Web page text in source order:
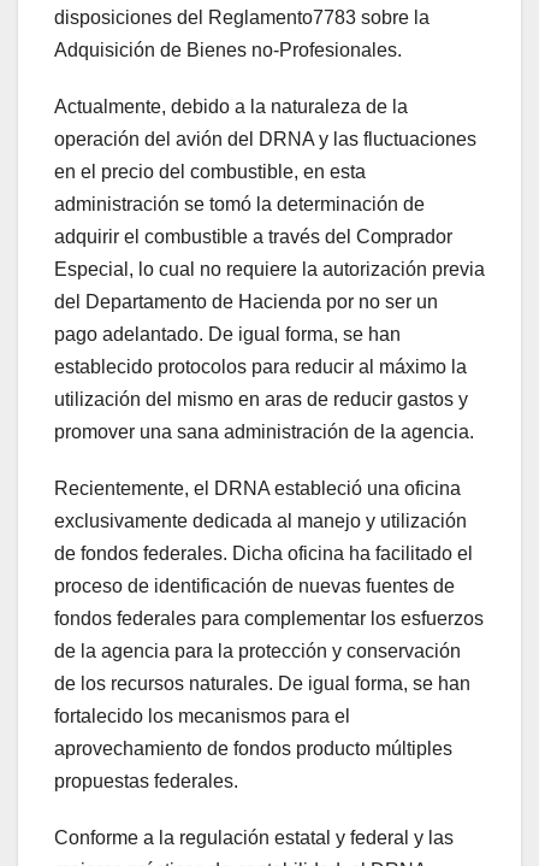
disposiciones del Reglamento7783 sobre la
Adquisición de Bienes no-Profesionales.
Actualmente, debido a la naturaleza de la
operación del avión del DRNA y las fluctuaciones
en el precio del combustible, en esta
administración se tomó la determinación de
adquirir el combustible a través del Comprador
Especial, lo cual no requiere la autorización previa
del Departamento de Hacienda por no ser un
pago adelantado. De igual forma, se han
establecido protocolos para reducir al máximo la
utilización del mismo en aras de reducir gastos y
promover una sana administración de la agencia.
Recientemente, el DRNA estableció una oficina
exclusivamente dedicada al manejo y utilización
de fondos federales. Dicha oficina ha facilitado el
proceso de identificación de nuevas fuentes de
fondos federales para complementar los esfuerzos
de la agencia para la protección y conservación
de los recursos naturales. De igual forma, se han
fortalecido los mecanismos para el
aprovechamiento de fondos producto múltiples
propuestas federales.
Conforme a la regulación estatal y federal y las